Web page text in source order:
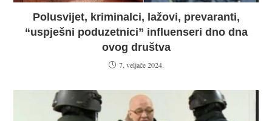
Polusvijet, kriminalci, lažovi, prevaranti,
“uspješni poduzetnici” influenseri dno dna
ovog društva
7. veljače 2024.